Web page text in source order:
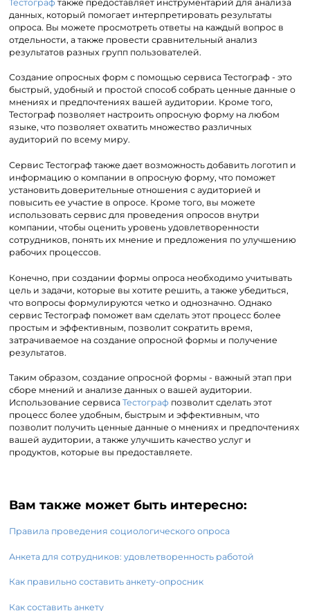
Тестограф также предоставляет инструментарий для анализа
данных, который помогает интерпретировать результаты
опроса. Вы можете просмотреть ответы на каждый вопрос в
отдельности, а также провести сравнительный анализ
результатов разных групп пользователей.
Создание опросных форм с помощью сервиса Тестограф - это
быстрый, удобный и простой способ собрать ценные данные о
мнениях и предпочтениях вашей аудитории. Кроме того,
Тестограф позволяет настроить опросную форму на любом
языке, что позволяет охватить множество различных
аудиторий по всему миру.
Сервис Тестограф также дает возможность добавить логотип и
информацию о компании в опросную форму, что поможет
установить доверительные отношения с аудиторией и
повысить ее участие в опросе. Кроме того, вы можете
использовать сервис для проведения опросов внутри
компании, чтобы оценить уровень удовлетворенности
сотрудников, понять их мнение и предложения по улучшению
рабочих процессов.
Конечно, при создании формы опроса необходимо учитывать
цель и задачи, которые вы хотите решить, а также убедиться,
что вопросы формулируются четко и однозначно. Однако
сервис Тестограф поможет вам сделать этот процесс более
простым и эффективным, позволит сократить время,
затрачиваемое на создание опросной формы и получение
результатов.
Таким образом, создание опросной формы - важный этап при
сборе мнений и анализе данных о вашей аудитории.
Использование сервисаТестограф позволит сделать этот
процесс более удобным, быстрым и эффективным, что
позволит получить ценные данные о мнениях и предпочтениях
вашей аудитории, а также улучшить качество услуг и
продуктов, которые вы предоставляете.
Вам также может быть интересно:
Правила проведения социологического опроса
Анкета для сотрудников: удовлетворенность работой
Как правильно составить анкету-опросник
Как составить анкету